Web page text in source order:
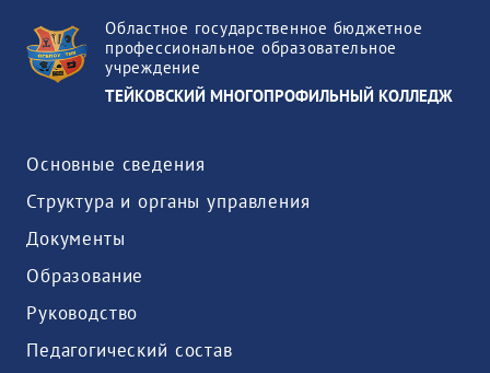
Областное государственное бюджетное
профессиональное образовательное
учреждение
ТЕЙКОВСКИЙ МНОГОПРОФИЛЬНЫЙ КОЛЛЕДЖ
Основные сведения
Структура и органы управления
Документы
Образование
Руководство
Педагогический состав